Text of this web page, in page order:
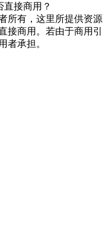
接商用？
所有，这里所提供资源
接商用。若由于商用引
者承担。